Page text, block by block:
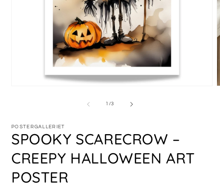
1 /av
3
POSTERGALLERIET
SPOOKY SCARECROW –
CREEPY HALLOWEEN ART
POSTER